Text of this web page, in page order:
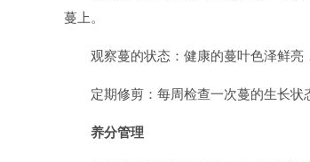
蔓上。
观察蔓的状态：健康的蔓叶色泽鲜亮
定期修剪：每周检查一次蔓的生长状
养分管理